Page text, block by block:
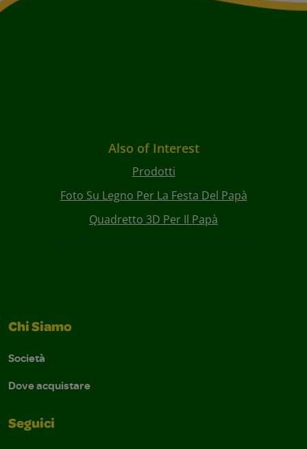
Also of Interest
Prodotti
Foto Su Legno Per La Festa Del Papà
Quadretto 3D Per Il Papà
Chi Siamo
Società
Dove acquistare
Seguici